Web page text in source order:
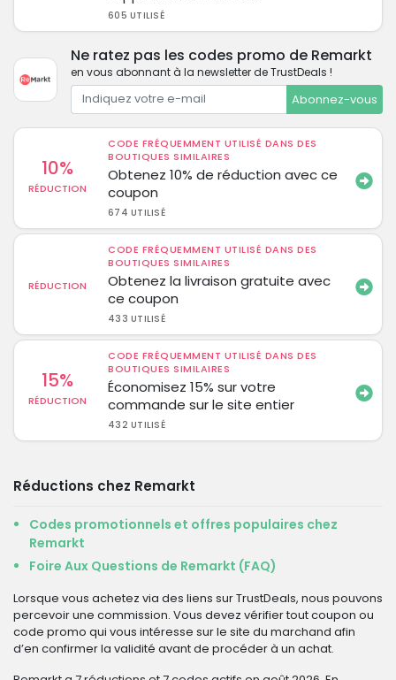
605 UTILISÉ
Ne ratez pas les codes promo de Remarkt
en vous abonnant à la newsletter de TrustDeals !
Abonnez-vous
10%
RÉDUCTION
CODE FRÉQUEMMENT UTILISÉ DANS DES
BOUTIQUES SIMILAIRES
Obtenez 10% de réduction avec ce
coupon
674 UTILISÉ
RÉDUCTION
CODE FRÉQUEMMENT UTILISÉ DANS DES
BOUTIQUES SIMILAIRES
Obtenez la livraison gratuite avec
ce coupon
433 UTILISÉ
15%
RÉDUCTION
CODE FRÉQUEMMENT UTILISÉ DANS DES
BOUTIQUES SIMILAIRES
Économisez 15% sur votre
commande sur le site entier
432 UTILISÉ
Réductions chez Remarkt
Codes promotionnels et offres populaires chez
Remarkt
Foire Aux Questions de Remarkt (FAQ)
Lorsque vous achetez via des liens sur TrustDeals, nous pouvons
percevoir une commission. Vous devez vérifier tout coupon ou
code promo qui vous intéresse sur le site du marchand afin
d’en confirmer la validité avant de procéder à un achat.